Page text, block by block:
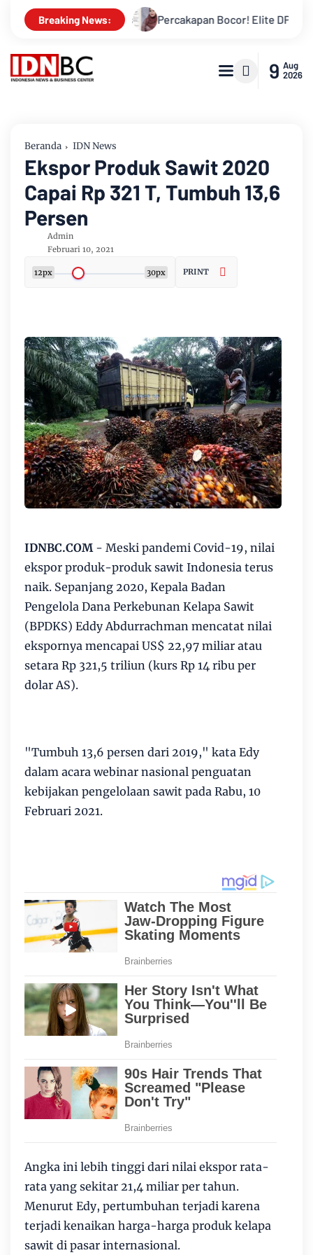
Breaking News:
Bengkalis Percakapan Bocor! Elite DPRD Inhil Diduga
9 Aug
2026
Beranda IDN News
Ekspor Produk Sawit 2020
Capai Rp 321 T, Tumbuh 13,6
Persen
Admin
Februari 10, 2021
12px 30px PRINT
IDNBC.COM- Meski pandemi Covid-19, nilai
ekspor produk-produk sawit Indonesia terus
naik. Sepanjang 2020, Kepala Badan
Pengelola Dana Perkebunan Kelapa Sawit
(BPDKS) Eddy Abdurrachman mencatat nilai
ekspornya mencapai US$ 22,97 miliar atau
setara Rp 321,5 triliun (kurs Rp 14 ribu per
dolar AS).
"Tumbuh 13,6 persen dari 2019," kata Edy
dalam acara webinar nasional penguatan
kebijakan pengelolaan sawit pada Rabu, 10
Februari 2021.
Angka ini lebih tinggi dari nilai ekspor rata-
rata yang sekitar 21,4 miliar per tahun.
Menurut Edy, pertumbuhan terjadi karena
terjadi kenaikan harga-harga produk kelapa
sawit di pasar internasional.